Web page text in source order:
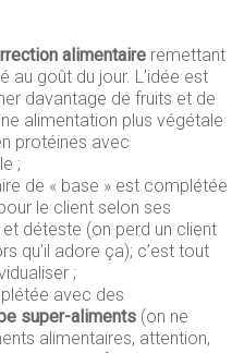
alimentaire remettant
au goût du jour. L’idée est
davantage de fruits et de
alimentation plus végétale
protéines avec
;
de « base » est complétée
le client selon ses
déteste (on perd un client
qu’il adore ça); c’est tout
;
avec des
super-aliments (on ne
alimentaires, attention,